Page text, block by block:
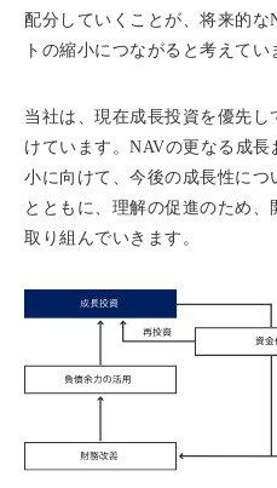
配分していくことが、将来的
トの縮小につながると考えてい
当社は、現在成長投資を優先
けています。NAVの更なる成
小に向けて、今後の成長性に
とともに、理解の促進のため
取り組んでいきます。